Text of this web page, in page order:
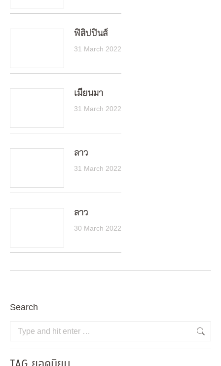
ฟิลิปปินส์
31 March 2022
เมียนมา
31 March 2022
ลาว
31 March 2022
ลาว
30 March 2022
Search
Search: